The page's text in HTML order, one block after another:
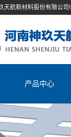
天航新材料股份有限公司!
产品中心
石英纤维织物